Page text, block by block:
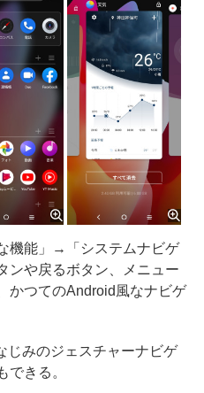
機能」→「システムナビゲ
ンや戻るボタン、メニュー
かつてのAndroid風なナビゲ
みのジェスチャーナビゲ
できる。